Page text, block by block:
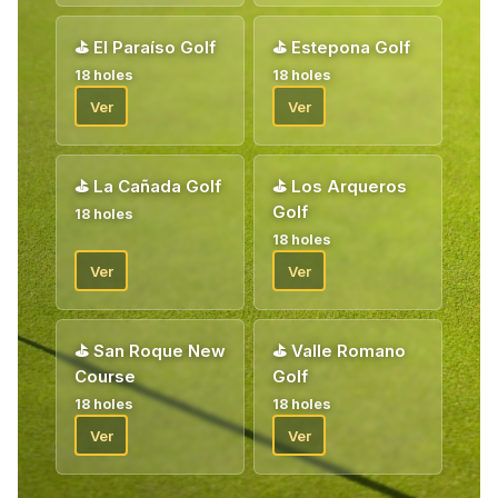
⛳ El Paraíso Golf
18 holes
Ver
⛳ Estepona Golf
18 holes
Ver
⛳ La Cañada Golf
18 holes
Ver
⛳ Los Arqueros
Golf
18 holes
Ver
⛳ San Roque New
Course
18 holes
Ver
⛳ Valle Romano
Golf
18 holes
Ver